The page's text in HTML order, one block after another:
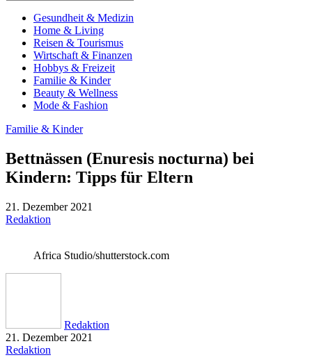
Gesundheit & Medizin
Home & Living
Reisen & Tourismus
Wirtschaft & Finanzen
Hobbys & Freizeit
Familie & Kinder
Beauty & Wellness
Mode & Fashion
Familie & Kinder
Bettnässen (Enuresis nocturna) bei
Kindern: Tipps für Eltern
21. Dezember 2021
Redaktion
Africa Studio/shutterstock.com
Redaktion
21. Dezember 2021
Redaktion